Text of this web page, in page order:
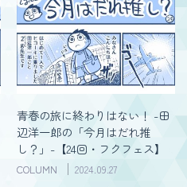
青春の旅に終わりはない！ -田
辺洋一郎の「今月はだれ推
し？」-【24回・フクフェス】
COLUMN 2024.09.27